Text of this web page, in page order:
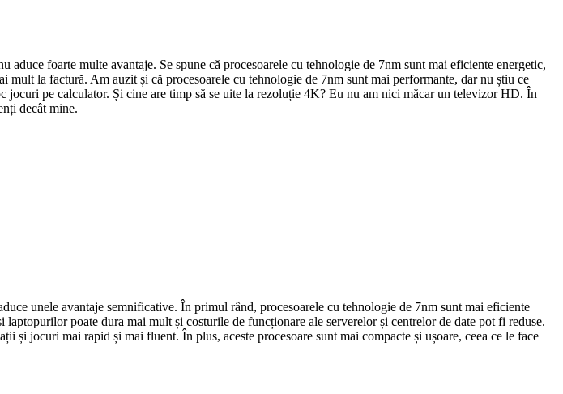
foarte multe avantaje. Se spune că procesoarele cu tehnologie de 7nm sunt mai eficiente energetic,
mult la factură. Am auzit și că procesoarele cu tehnologie de 7nm sunt mai performante, dar nu știu ce
jocuri pe calculator. Și cine are timp să se uite la rezoluție 4K? Eu nu am nici măcar un televizor HD. În
decât mine.
unele avantaje semnificative. În primul rând, procesoarele cu tehnologie de 7nm sunt mai eficiente
poate dura mai mult și costurile de funcționare ale serverelor și centrelor de date pot fi reduse.
și jocuri mai rapid și mai fluent. În plus, aceste procesoare sunt mai compacte și ușoare, ceea ce le face